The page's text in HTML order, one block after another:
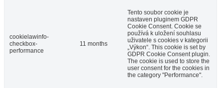
cookielawinfo-
checkbox-
performance
11 months
Tento soubor cookie je
nastaven pluginem GDPR
Cookie Consent. Cookie se
používá k uložení souhlasu
uživatele s cookies v kategorii
„Výkon“. This cookie is set by
GDPR Cookie Consent plugin.
The cookie is used to store the
user consent for the cookies in
the category "Performance".